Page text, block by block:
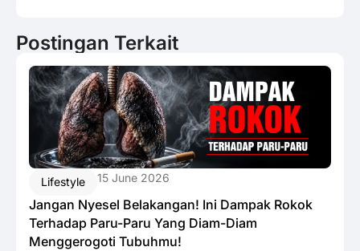
Postingan Terkait
Lifestyle 15 June 2026
Jangan Nyesel Belakangan! Ini Dampak Rokok
Terhadap Paru-Paru Yang Diam-Diam
Menggerogoti Tubuhmu!